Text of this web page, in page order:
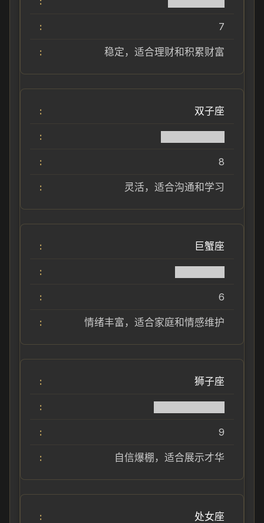
7
稳定，适合理财和积累财富
双子座
8
灵活，适合沟通和学习
巨蟹座
6
情绪丰富，适合家庭和情感维护
狮子座
9
自信爆棚，适合展示才华
处女座